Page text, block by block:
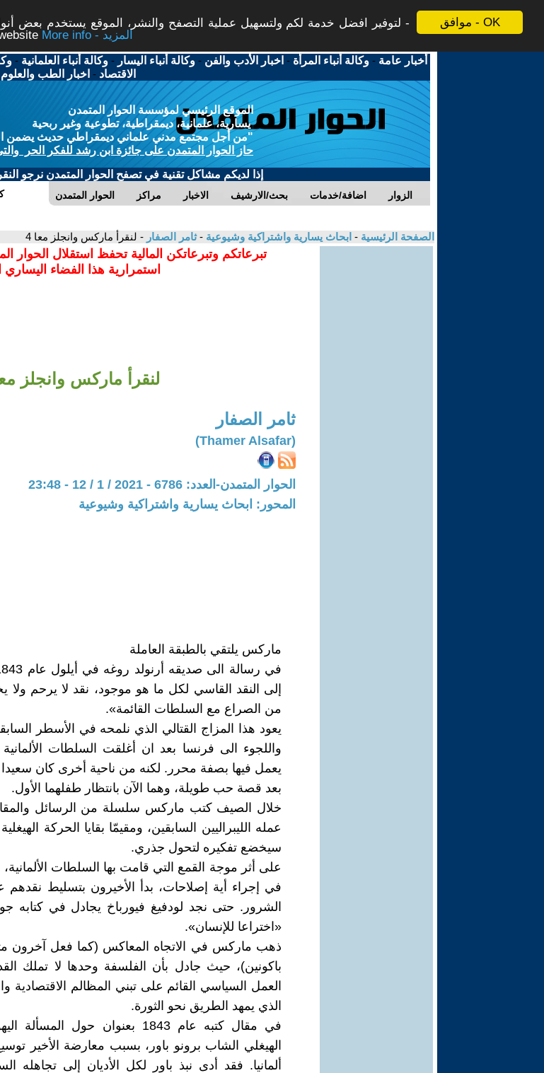
موافق - OK
لتوفير افضل خدمة لكم ولتسهيل عملية التصفح والنشر، الموقع يستخدم بعض
More info - المزيد
أخبار عامة -وكالة أنباء المرأة - اخبار الأدب والفن -وكالة أنباء اليسار -وكالة أنباء العلمانية -
الاقتصاد - اخبار الطب والعلوم
الموقع الرئيسي لمؤسسة الحوار المتمدن
يسارية، علمانية، ديمقراطية، تطوعية وغير ربحية
"من أجل مجتمع مدني علماني ديمقراطي حديث يضمن
حاز الحوار المتمدن على جائزة ابن رشد للفكر الحر
إذا لديكم مشاكل تقنية في تصفح الحوار المتمدن نرجو
الحوار المتمدن مراكز الاخبار بحث/الارشيف اضافة/خدمات الزوار
الصفحة الرئيسية - ابحاث يسارية واشتراكية وشيوعية -ثامر الصفار - لنقرأ ماركس وانجلز معا 4
تبرعاتكم وتبرعاتكن المالية تحفظ استقلال الحوار
استمرارية هذا الفضاء اليساري
لنقرأ ماركس وانجلز
ثامر الصفار
(Thamer Alsafar)
الحوار المتمدن-العدد: 6786 - 2021 / 1 / 12 - 23:48
المحور: ابحاث يسارية واشتراكية وشيوعية
ماركس يلتقي بالطبقة العاملة
إلى النقد القاسي لكل ما هو موجود، نقد لا يرحم ولا
من الصراع مع السلطات القائمة».
يعود هذا المزاج القتالي الذي نلمحه في الأسطر
واللجوء الى فرنسا بعد ان أغلقت السلطات الألمانية
يعمل فيها بصفة محرر. لكنه من ناحية أخرى كان
بعد قصة حب طويلة، وهما الآن بانتظار طفلهما الأول.
خلال الصيف كتب ماركس سلسلة من الرسائل
عمله الليبراليين السابقين، ومقيمّا بقايا الحركة
سيخضع تفكيره لتحول جذري.
على أثر موجة القمع التي قامت بها السلطات
في إجراء أية إصلاحات، بدأ الأخيرون بتسليط نقدهم
الشرور. حتى نجد لودفيغ فيورباخ يجادل في كتابه
«اختراعا للإنسان».
ذهب ماركس في الاتجاه المعاكس (كما فعل آخرون
باكونين)، حيث جادل بأن الفلسفة وحدها لا تملك
العمل السياسي القائم على تبني المظالم الاقتصادية
الذي يمهد الطريق نحو الثورة.
في مقال كتبه عام 1843 بعنوان
الهيغلي الشاب برونو باور، بسبب معارضة الأخير
ألمانيا. فقد أدى نبذ باور لكل الأديان إلى تجاهله